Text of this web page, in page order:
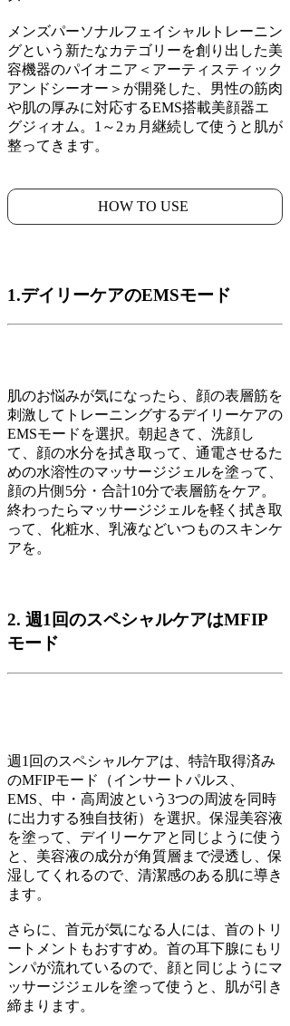
メンズパーソナルフェイシャルトレーニン
グという新たなカテゴリーを創り出した美
容機器のパイオニア＜アーティスティック
アンドシーオー＞が開発した、男性の筋肉
や肌の厚みに対応するEMS搭載美顔器エ
グジィオム。1～2ヵ月継続して使うと肌が
整ってきます。
HOW TO USE
1.デイリーケアのEMSモード
肌のお悩みが気になったら、顔の表層筋を
刺激してトレーニングするデイリーケアの
EMSモードを選択。朝起きて、洗顔し
て、顔の水分を拭き取って、通電させるた
めの水溶性のマッサージジェルを塗って、
顔の片側5分・合計10分で表層筋をケア。
終わったらマッサージジェルを軽く拭き取
って、化粧水、乳液などいつものスキンケ
アを。
2. 週1回のスペシャルケアはMFIP
モード
週1回のスペシャルケアは、特許取得済み
のMFIPモード（インサートパルス、
EMS、中・高周波という3つの周波を同時
に出力する独自技術）を選択。保湿美容液
を塗って、デイリーケアと同じように使う
と、美容液の成分が角質層まで浸透し、保
湿してくれるので、清潔感のある肌に導き
ます。
さらに、首元が気になる人には、首のトリ
ートメントもおすすめ。首の耳下腺にもリ
ンパが流れているので、顔と同じようにマ
ッサージジェルを塗って使うと、肌が引き
締まります。